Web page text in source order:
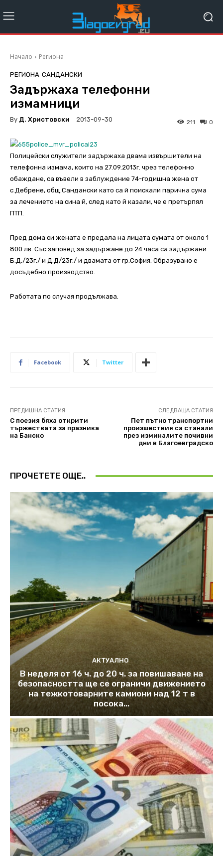
Начало Региона
РЕГИОНА САНДАНСКИ
Задържаха телефонни
измамници
By Д. Христовски 2013-09-30 0
211
Полицейски служители задържаха двама извършители на
телефонна измама, които на 27.09.2013г. чрез телефонно
обаждане, са въвели в заблуждение 74-годишна жена от
с.Дебрене, общ.Сандански като са й поискали парична сума
за лечението на сина й, след като й казали, че е претърпял
ПТП.
Пред дома си жената е предала на лицата сумата от около 1
800 лв. Със заповед за задържане до 24 часа са задържани
Б.Д./23г./ и Д.Д/23г./ и двамата от гр.София. Образувано е
досъдебно производство.
Работата по случая продължава.
Facebook Twitter
ПРЕДИШНА СТАТИЯ
С поезия бяха открити
тържествата за празника
на Банско
СЛЕДВАЩА СТАТИЯ
Пет пътно транспортни
произшествия са станали
през изминалите почивни
дни в Благоевградско
ПРОЧЕТЕТЕ ОЩЕ..
АКТУАЛНО
В неделя от 16 ч. до 20 ч. за повишаване на
безопасността ще се ограничи движението
на тежкотоварните камиони над 12 т в
посока...